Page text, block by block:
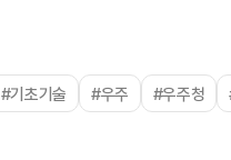
#기초기술 #우주 #우주청